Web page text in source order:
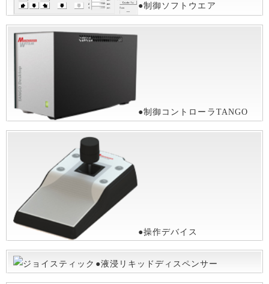
●制御ソフトウエア
●制御コントローラTANGO
●操作デバイス
●液浸リキッドディスペンサー